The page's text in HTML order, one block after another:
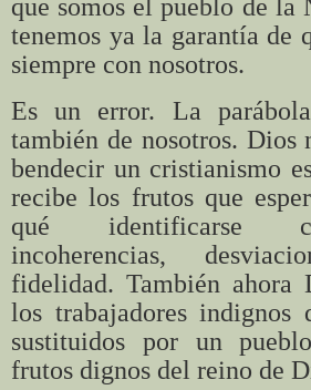
que somos el pueblo de la
tenemos ya la garantía de
siempre con nosotros.
Es un error. La
también de nosotros. Dios
bendecir un cristianismo
recibe los frutos que
qué identificarse
incoherencias,
fidelidad. También ahora
los trabajadores indignos
sustituidos por un
frutos dignos del reino de